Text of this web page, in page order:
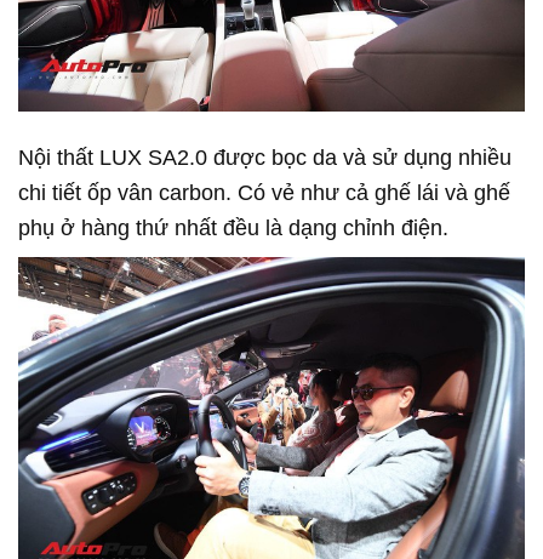
Nội thất LUX SA2.0 được bọc da và sử dụng nhiều
chi tiết ốp vân carbon. Có vẻ như cả ghế lái và ghế
phụ ở hàng thứ nhất đều là dạng chỉnh điện.